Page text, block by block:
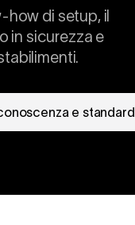
how di setup, il
in sicurezza e
e